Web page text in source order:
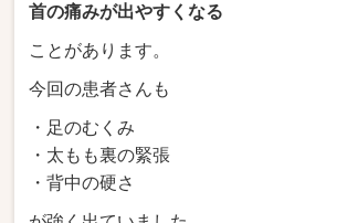
首の痛みが出やすくなる
ことがあります。
今回の患者さんも
・足のむくみ
・太もも裏の緊張
・背中の硬さ